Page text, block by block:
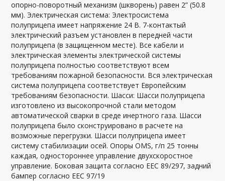
опорно-поворотный механизм (шкворень) равен 2” (50.8
мм). Электрическая система: Электросистема
полуприцепа имеет напряжение 24 В. 7-контактый
электрический разъем установлен в передней части
полуприцепа (в защищенном месте). Все кабели и
электрическая элементы электрической системы
полуприцепа полностью соответствуют всем
требованиям пожарной безопасности. Вся электрическая
система полуприцепа соответствует Европейским
требованиям безопасности. Шасси: Шасси полуприцепа
изготовлено из высокопрочной стали методом
автоматической сварки в среде инертного газа. Шасси
полуприцепа было сконструировано в расчете на
возможные перегрузки. Шасси полуприцепа имеет
систему стабилизации осей. Опоры OMS, г/п 25 тонны
каждая, одностороннее управление двухскоростное
управление. Боковая защита согласно EEC 89/297, задний
бампер согласно EEC 97/19